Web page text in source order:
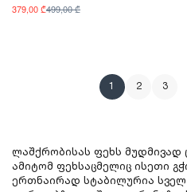
379,00 ₾499,00 ₾
1 2 3
ლაშქრობისას ფეხს
ამიტომ ფეხსაცმელიც ისეთი
ერთნაირად სტაბილურია სველ